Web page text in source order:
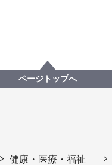
ページトップへ
健康・医療・福祉